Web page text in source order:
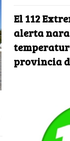
El 112
alerta
provincia